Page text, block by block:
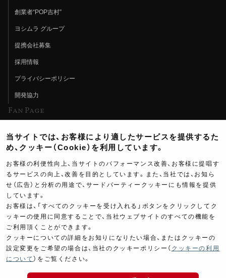
創業者“POP吉村”
ヨシムラ グループ
提携会社募集
採用情報
プライバシーポリシー
開発協力
Fan Page
ヨシムラTV
イベント情報
イベントスケジュール
ツーリングブレイクタイム
製品ポスター
当サイトでは、お客様により適したサービスを提供するた
め、クッキー（Cookie）を利用しています。
お客様の利便性向上、当サイトのパフォーマンス改善、お客様に提唱す
るサービスの向上、改善を目的としています。また、当社では、お知ら
せ（広告）と分析の用途で、サードパーティークッキーにも情報を提供
しています。
お客様は、「すべてのクッキーを受け入れる」ボタンをクリックしてク
ッキーの使用に同意することで、当社ウェブサイトのすべての機能を
ご利用頂くことができます。
クッキーについての詳細をお知りになりたい場合、またはクッキーの
設定変更をご希望の場合は、当社のクッキーポリシー（ クッキーの利用
について ）をご覧ください。